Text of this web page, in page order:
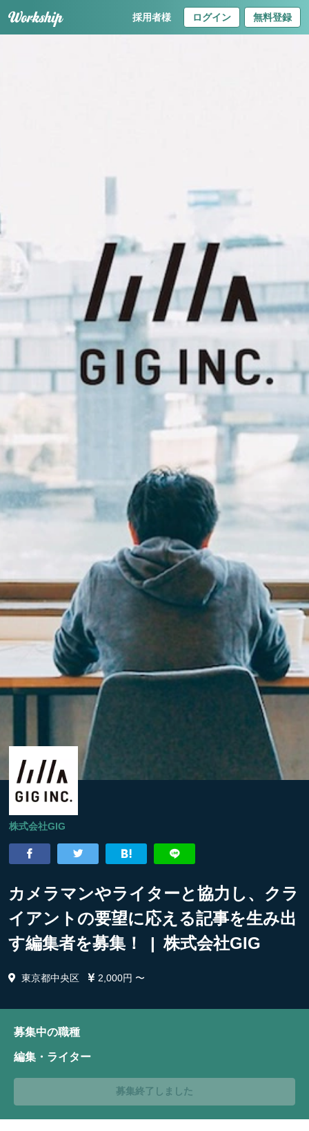
採用者様 ログイン 無料登録
株式会社GIG
カメラマンやライターと協力し、クラ
イアントの要望に応える記事を生み出
す編集者を募集！ | 株式会社GIG
東京都中央区 2,000円 〜
募集中の職種
編集・ライター
募集終了しました